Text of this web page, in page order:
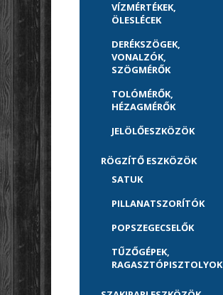
VÍZMÉRTÉKEK,
ÖLESLÉCEK
DERÉKSZÖGEK,
VONALZÓK,
SZÖGMÉRŐK
TOLÓMÉRŐK,
HÉZAGMÉRŐK
JELÖLŐESZKÖZÖK
RÖGZÍTŐ ESZKÖZÖK
SATUK
PILLANATSZORÍTÓK
POPSZEGECSELŐK
TŰZŐGÉPEK,
RAGASZTÓPISZTOLYOK